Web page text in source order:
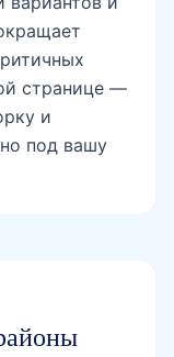
странице —
и
под вашу